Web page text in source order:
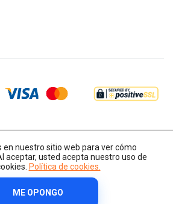
en nuestro sitio web para ver cómo
aceptar, usted acepta nuestro uso de
Política de cookies.
ME OPONGO